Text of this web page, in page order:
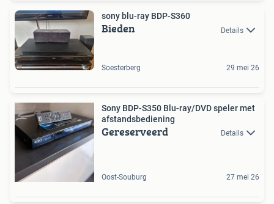
sony blu-ray BDP-S360
Bieden Details
Soesterberg 29 mei 26
Sony BDP-S350 Blu-ray/DVD speler met
afstandsbediening
Gereserveerd Details
Oost-Souburg 27 mei 26